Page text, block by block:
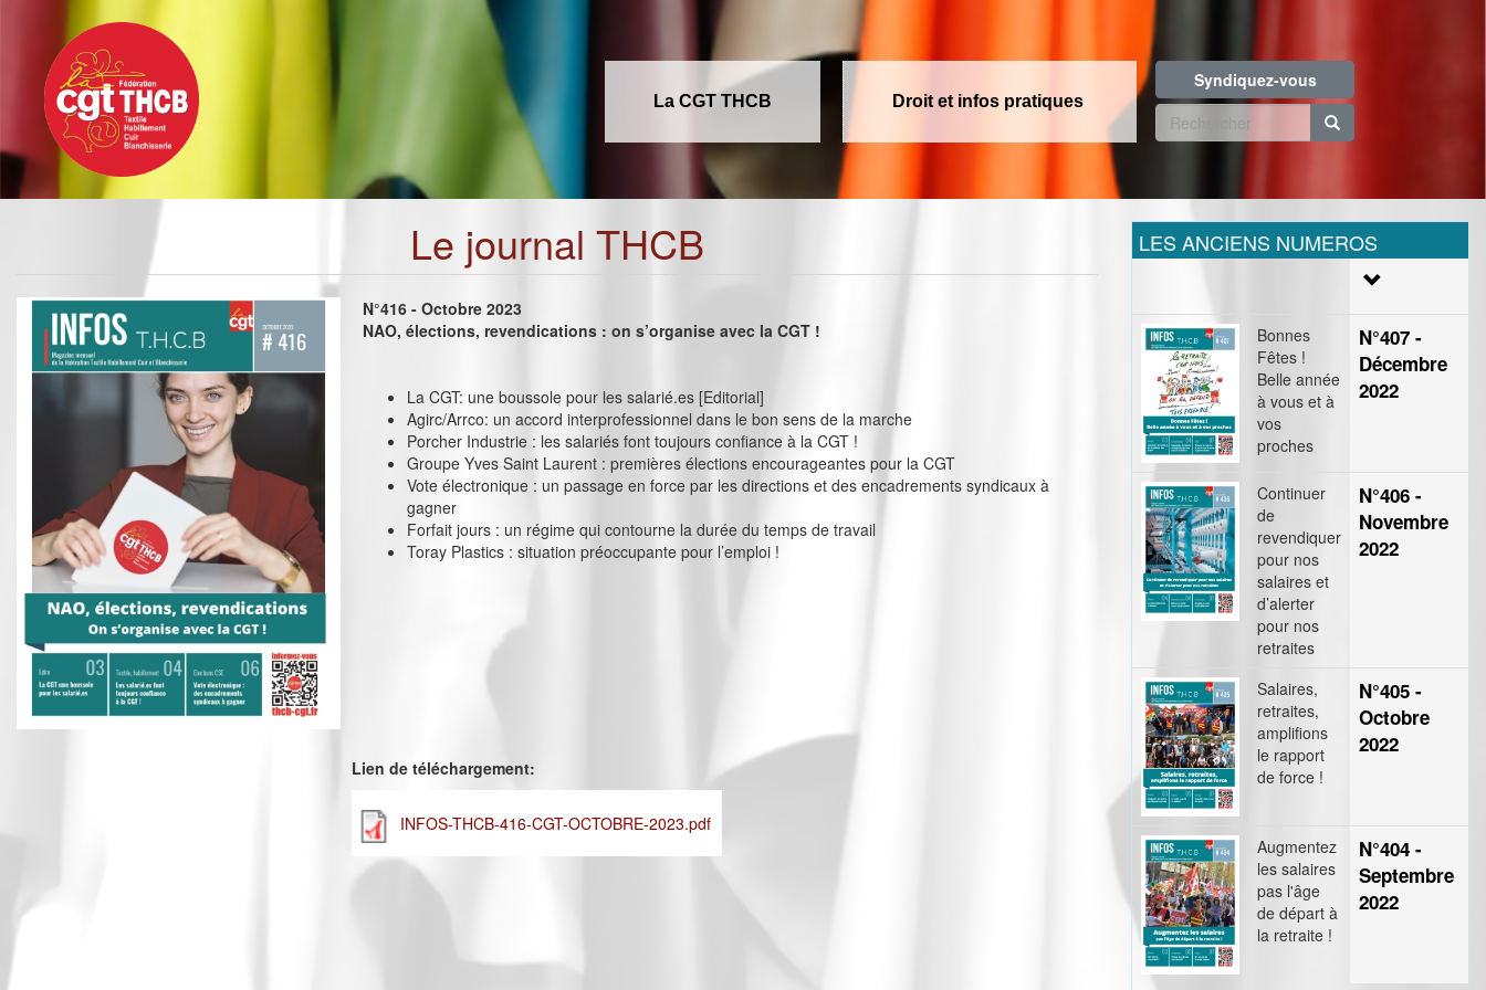
contenu
principal
La CGT THCB Droit et infos pratiques
Syndiquez-vous
Formulaire
recherche
Le journal THCB
N°416 - Octobre 2023
NAO, élections, revendications : on s’organise avec la CGT !
La CGT: une boussole pour les salarié.es [Editorial]
Agirc/Arrco: un accord interprofessionnel dans le bon sens de la marche
Porcher Industrie : les salariés font toujours confiance à la CGT !
Groupe Yves Saint Laurent : premières élections encourageantes pour la CGT
Vote électronique : un passage en force par les directions et des encadrements syndicaux à
gagner
Forfait jours : un régime qui contourne la durée du temps de travail
Toray Plastics : situation préoccupante pour l’emploi !
Lien de téléchargement:
INFOS-THCB-416-CGT-OCTOBRE-2023.pdf
LES ANCIENS NUMEROS
Bonnes
Fêtes !
Belle année
à vous et à
vos
proches
N°407 -
Décembre
2022
Continuer
de
revendiquer
pour nos
salaires et
d’alerter
pour nos
retraites
N°406 -
Novembre
2022
Salaires,
retraites,
amplifions
le rapport
de force !
N°405 -
Octobre
2022
Augmentez
les salaires
pas l'âge
de départ à
la retraite !
N°404 -
Septembre
2022